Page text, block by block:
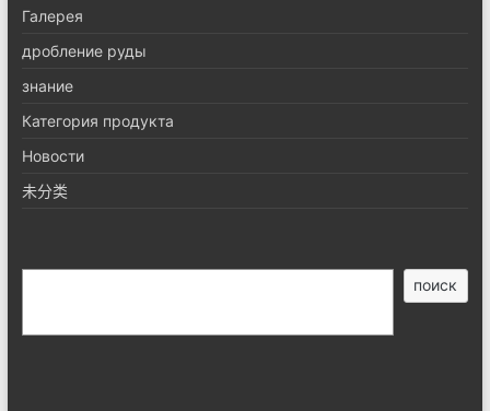
Галерея
дробление руды
знание
Категория продукта
Новости
未分类
поиск